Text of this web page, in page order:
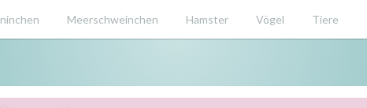
Meerschweinchen Hamster Vögel Tiere